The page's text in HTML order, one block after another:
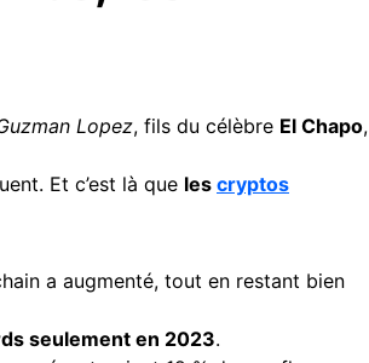
Lopez, fils du célèbre El Chapo,
Et c’est là que les cryptos
a augmenté, tout en restant bien
seulement en 2023.